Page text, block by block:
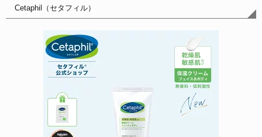
Cetaphil（セタフィル）